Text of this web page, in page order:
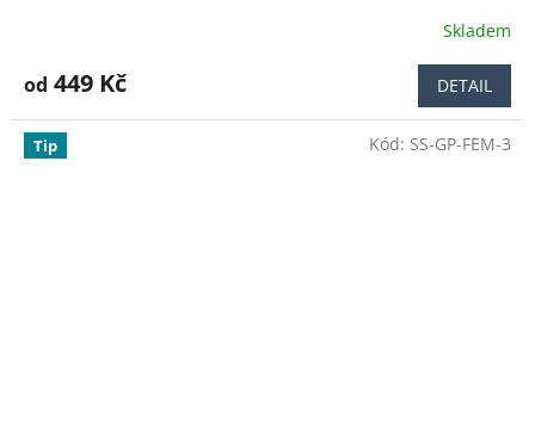
produktu
3,4
Skladem
od 449 Kč DETAIL
Tip Kód: SS-GP-FEM-3